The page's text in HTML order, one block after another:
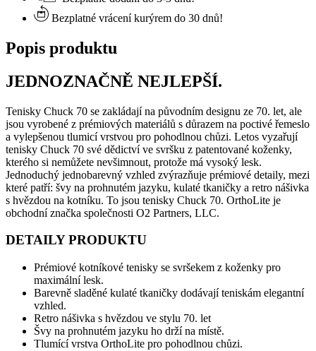
Bezplatné vrácení kurýrem do 30 dnů!
Popis produktu
JEDNOZNAČNĚ NEJLEPŠÍ.
Tenisky Chuck 70 se zakládají na původním designu ze 70. let, ale
jsou vyrobené z prémiových materiálů s důrazem na poctivé řemeslo
a vylepšenou tlumicí vrstvou pro pohodlnou chůzi. Letos vyzařují
tenisky Chuck 70 své dědictví ve svršku z patentované koženky,
kterého si nemůžete nevšimnout, protože má vysoký lesk.
Jednoduchý jednobarevný vzhled zvýrazňuje prémiové detaily, mezi
které patří: švy na prohnutém jazyku, kulaté tkaničky a retro nášivka
s hvězdou na kotníku. To jsou tenisky Chuck 70. OrthoLite je
obchodní značka společnosti O2 Partners, LLC.
DETAILY PRODUKTU
Prémiové kotníkové tenisky se svršekem z koženky pro
maximální lesk.
Barevně sladěné kulaté tkaničky dodávají teniskám elegantní
vzhled.
Retro nášivka s hvězdou ve stylu 70. let
Švy na prohnutém jazyku ho drží na místě.
Tlumící vrstva OrthoLite pro pohodlnou chůzi.